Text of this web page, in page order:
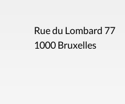
Rue du Lombard 77
1000 Bruxelles